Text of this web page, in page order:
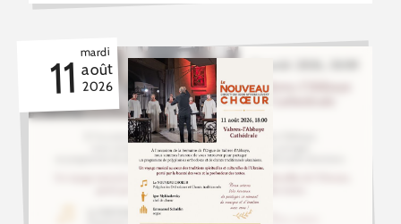
mardi
11 août
2026